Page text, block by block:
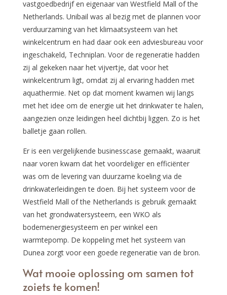
vastgoedbedrijf en eigenaar van Westfield Mall of the
Netherlands. Unibail was al bezig met de plannen voor
verduurzaming van het klimaatsysteem van het
winkelcentrum en had daar ook een adviesbureau voor
ingeschakeld, Techniplan. Voor de regeneratie hadden
zij al gekeken naar het vijvertje, dat voor het
winkelcentrum ligt, omdat zij al ervaring hadden met
aquathermie. Net op dat moment kwamen wij langs
met het idee om de energie uit het drinkwater te halen,
aangezien onze leidingen heel dichtbij liggen. Zo is het
balletje gaan rollen.
Er is een vergelijkende businesscase gemaakt, waaruit
naar voren kwam dat het voordeliger en efficiënter
was om de levering van duurzame koeling via de
drinkwaterleidingen te doen. Bij het systeem voor de
Westfield Mall of the Netherlands is gebruik gemaakt
van het grondwatersysteem, een WKO als
bodemenergiesysteem en per winkel een
warmtepomp. De koppeling met het systeem van
Dunea zorgt voor een goede regeneratie van de bron.
Wat mooie oplossing om samen tot
zoiets te komen!